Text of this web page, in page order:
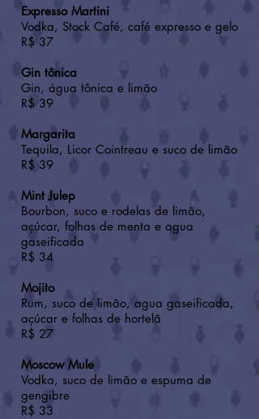
Expresso Martini
Vodka, Stock Café, café expresso e gelo
R$ 37
Gin tônica
Gin, água tônica e limão
R$ 39
Margarita
Tequila, Licor Cointreau e suco de limão
R$ 39
Mint Julep
Bourbon, suco e rodelas de limão,
açúcar, folhas de menta e agua
gaseificada
R$ 34
Mojito
Rum, suco de limão, agua gaseificada,
açúcar e folhas de hortelã
R$ 27
Moscow Mule
Vodka, suco de limão e espuma de
gengibre
R$ 33